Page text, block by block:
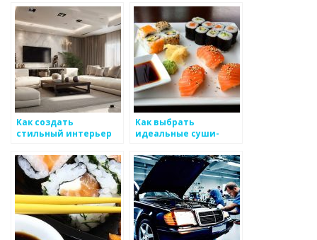
доставим,
приготовим,
оформим
Как создать
стильный интерьер
Как выбрать
идеальные суши-